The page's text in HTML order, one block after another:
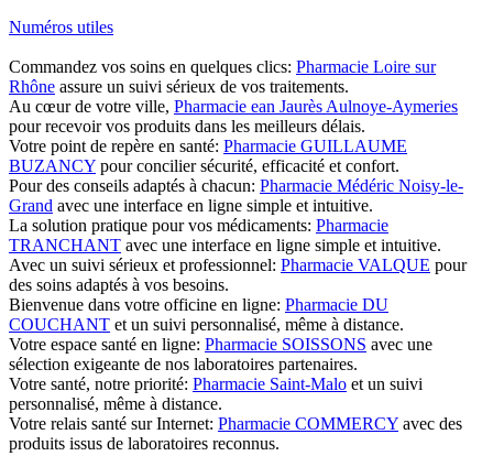
Numéros utiles
Commandez vos soins en quelques clics: Pharmacie Loire sur
Rhône assure un suivi sérieux de vos traitements.
Au cœur de votre ville, Pharmacie ean Jaurès Aulnoye-Aymeries
pour recevoir vos produits dans les meilleurs délais.
Votre point de repère en santé: Pharmacie GUILLAUME
BUZANCY pour concilier sécurité, efficacité et confort.
Pour des conseils adaptés à chacun: Pharmacie Médéric Noisy-le-
Grand avec une interface en ligne simple et intuitive.
La solution pratique pour vos médicaments: Pharmacie
TRANCHANT avec une interface en ligne simple et intuitive.
Avec un suivi sérieux et professionnel: Pharmacie VALQUE pour
des soins adaptés à vos besoins.
Bienvenue dans votre officine en ligne: Pharmacie DU
COUCHANT et un suivi personnalisé, même à distance.
Votre espace santé en ligne: Pharmacie SOISSONS avec une
sélection exigeante de nos laboratoires partenaires.
Votre santé, notre priorité: Pharmacie Saint-Malo et un suivi
personnalisé, même à distance.
Votre relais santé sur Internet: Pharmacie COMMERCY avec des
produits issus de laboratoires reconnus.